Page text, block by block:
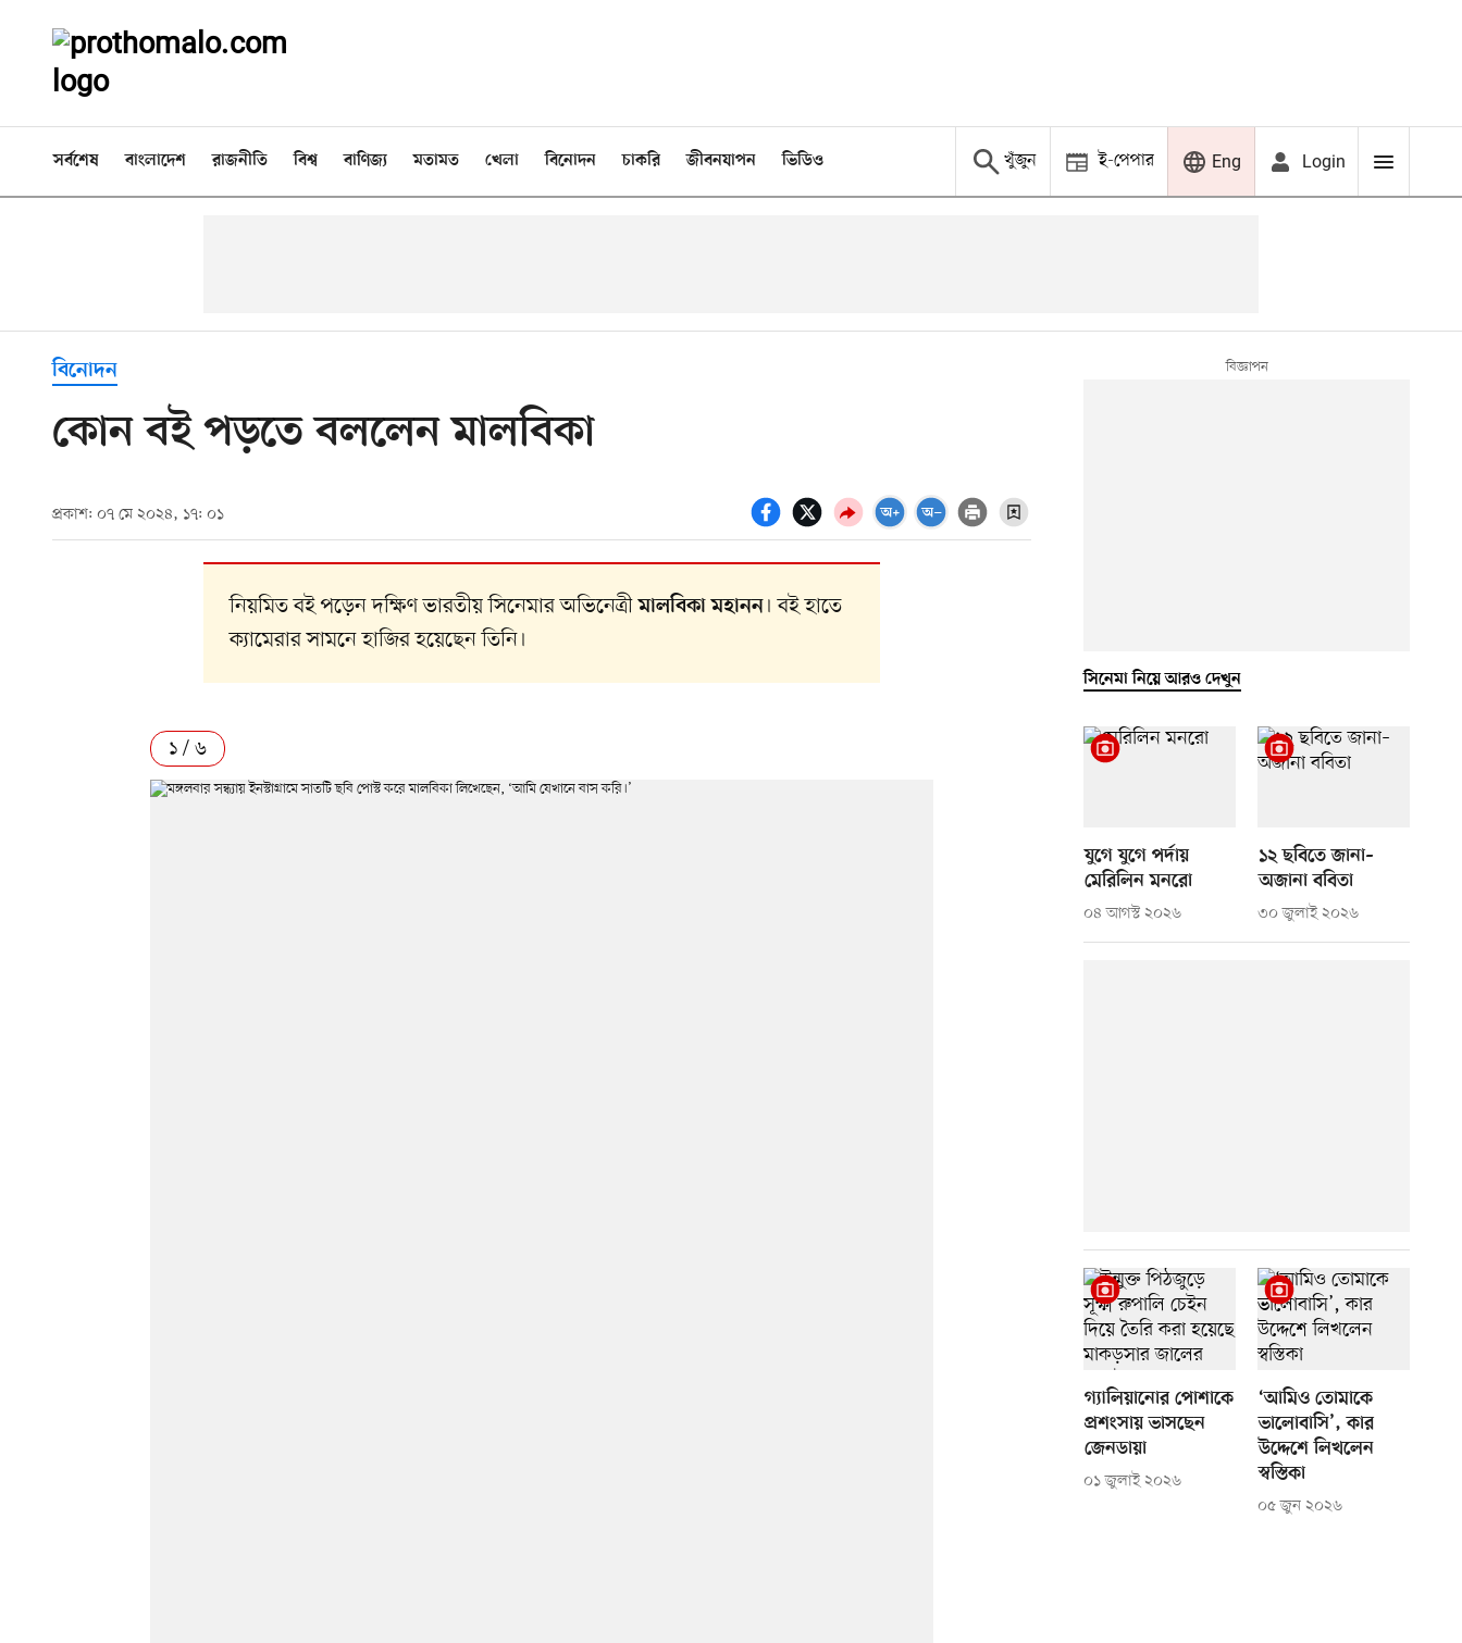
সর্বশেষ বাংলাদেশ রাজনীতি বিশ্ব বাণিজ্য মতামত খেলা বিনোদন চাকরি জীবনযাপন ভিডিও খুঁজুন ই-পেপার Eng Login
বিনোদন
কোন বই পড়তে বললেন মালবিকা
প্রকাশ: ০৭ মে ২০২৪, ১৭: ০১
নিয়মিত বই পড়েন দক্ষিণ ভারতীয় সিনেমার অভিনেত্রীমালবিকা মহানন। বই হাতে
ক্যামেরার সামনে হাজির হয়েছেন তিনি।
১ / ৬
সিনেমা নিয়ে আরও দেখুন
যুগে যুগে পর্দায়
মেরিলিন মনরো
০৪ আগস্ট ২০২৬
১২ ছবিতে জানা–
অজানা ববিতা
৩০ জুলাই ২০২৬
গ্যালিয়ানোর পোশাকে
প্রশংসায় ভাসছেন
জেনডায়া
০১ জুলাই ২০২৬
‘আমিও তোমাকে
ভালোবাসি’, কার
উদ্দেশে লিখলেন
স্বস্তিকা
০৫ জুন ২০২৬